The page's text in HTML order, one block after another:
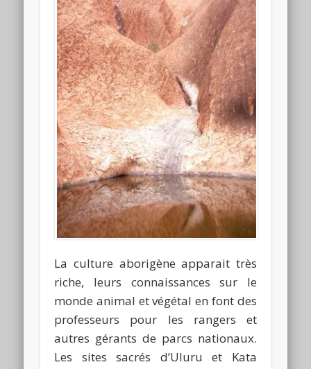
La culture aborigène apparait très
riche, leurs connaissances sur le
monde animal et végétal en font des
professeurs pour les rangers et
autres gérants de parcs nationaux.
Les sites sacrés d’Uluru et Kata